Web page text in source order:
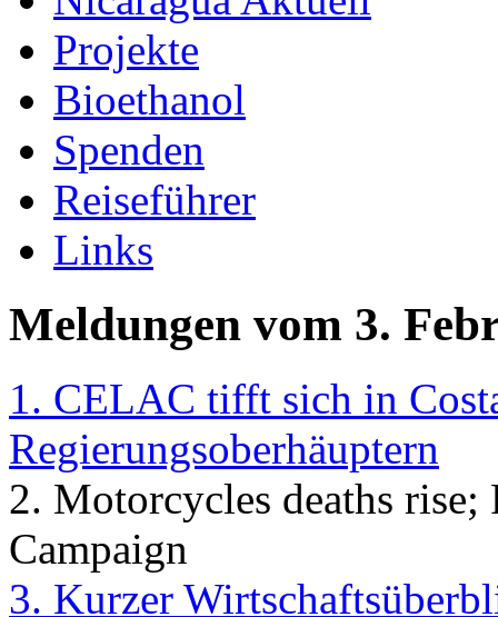
Projekte
Bioethanol
Spenden
Reiseführer
Links
Meldungen vom 3.
1. CELAC tifft sich in
Regierungsoberhäuptern
2. Motorcycles deaths
Campaign
3. Kurzer